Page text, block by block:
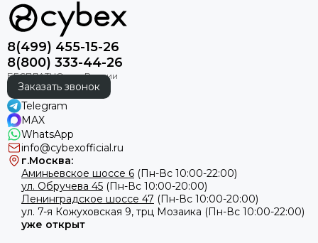
8(499) 455-15-26
8(800) 333-44-26
Заказать звонок
Telegram
MAX
WhatsApp
info@cybexofficial.ru
г.Москва:
Аминьевское шоссе 6 (Пн-Вс 10:00-22:00)
ул. Обручева 45 (Пн-Вс 10:00-20:00)
Ленинградское шоссе 47 (Пн-Вс 10:00-20:00)
ул. 7-я Кожуховская 9, трц Мозаика (Пн-Вс 10:00-22:00)
уже открыт